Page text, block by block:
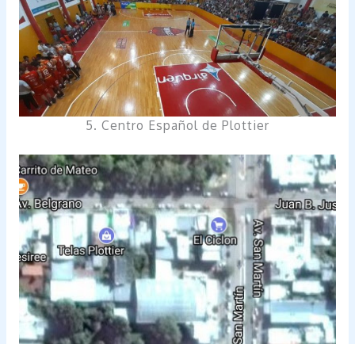
5. Centro Español de Plottier